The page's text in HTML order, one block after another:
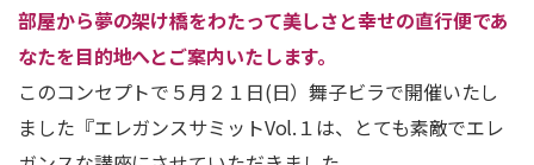
部屋から夢の架け橋をわたって美しさと幸せの直行便であ
なたを目的地へとご案内いたします。
このコンセプトで５月２１日(日）舞子ビラで開催いたし
ました『エレガンスサミットVol.１は、とても素敵でエレ